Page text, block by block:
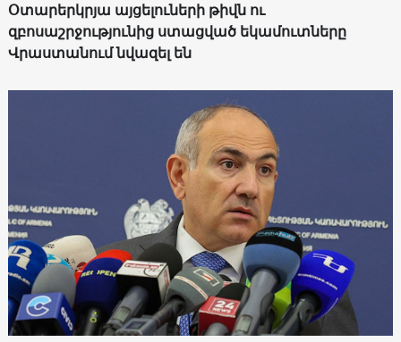
Օտարերկրյա այցելուների թիվն ու
զբոսաշրջությունից ստացված եկամուտները
Վրաստանում նվազել են